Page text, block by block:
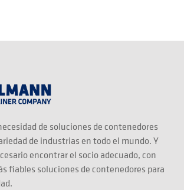
de soluciones de contenedores
de industrias en todo el mundo. Y
encontrar el socio adecuado, con
fiables soluciones de contenedores para